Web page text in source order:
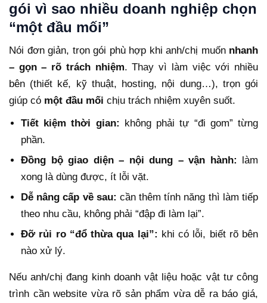
gói vì sao nhiều doanh nghiệp chọn
“một đầu mối”
Nói đơn giản, trọn gói phù hợp khi anh/chị muốn nhanh
– gọn – rõ trách nhiệm. Thay vì làm việc với nhiều
bên (thiết kế, kỹ thuật, hosting, nội dung…), trọn gói
giúp có một đầu mối chịu trách nhiệm xuyên suốt.
Tiết kiệm thời gian: không phải tự “đi gom” từng
phần.
Đồng bộ giao diện – nội dung – vận hành: làm
xong là dùng được, ít lỗi vặt.
Dễ nâng cấp về sau: cần thêm tính năng thì làm tiếp
theo nhu cầu, không phải “đập đi làm lại”.
Đỡ rủi ro “đổ thừa qua lại”: khi có lỗi, biết rõ bên
nào xử lý.
Nếu anh/chị đang kinh doanh vật liệu hoặc vật tư công
trình cần website vừa rõ sản phẩm vừa dễ ra báo giá,